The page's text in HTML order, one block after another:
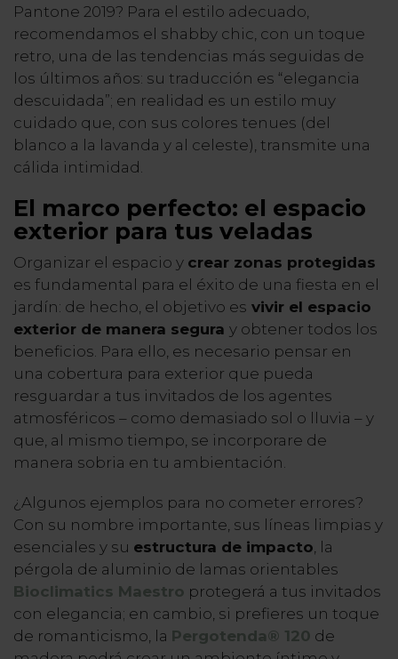
Pantone 2019? Para el estilo adecuado,
recomendamos el shabby chic, con un toque
retro, una de las tendencias más seguidas de
los últimos años: su traducción es “elegancia
descuidada”; en realidad es un estilo muy
cuidado que, con sus colores tenues (del
blanco a la lavanda y al celeste), transmite una
cálida intimidad.
El marco perfecto: el espacio
exterior para tus veladas
Organizar el espacio y crear zonas protegidas
es fundamental para el éxito de una fiesta en el
jardín: de hecho, el objetivo es vivir el espacio
exterior de manera segura y obtener todos los
beneficios. Para ello, es necesario pensar en
una cobertura para exterior que pueda
resguardar a tus invitados de los agentes
atmosféricos – como demasiado sol o lluvia – y
que, al mismo tiempo, se incorporare de
manera sobria en tu ambientación.
¿Algunos ejemplos para no cometer errores?
Con su nombre importante, sus líneas limpias y
esenciales y su estructura de impacto, la
pérgola de aluminio de lamas orientables
Bioclimatics Maestro protegerá a tus invitados
con elegancia; en cambio, si prefieres un toque
de romanticismo, la Pergotenda® 120 de